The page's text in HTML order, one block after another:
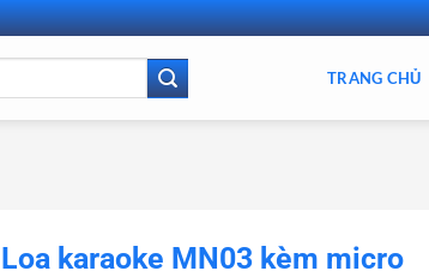
TRANG CHỦ
Loa karaoke MN03 kèm micro